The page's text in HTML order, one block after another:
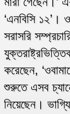
‘এনবিসি ১২’।
সরাসরি
করেছেন,
শুরুতে এসব
নিয়েছেন।